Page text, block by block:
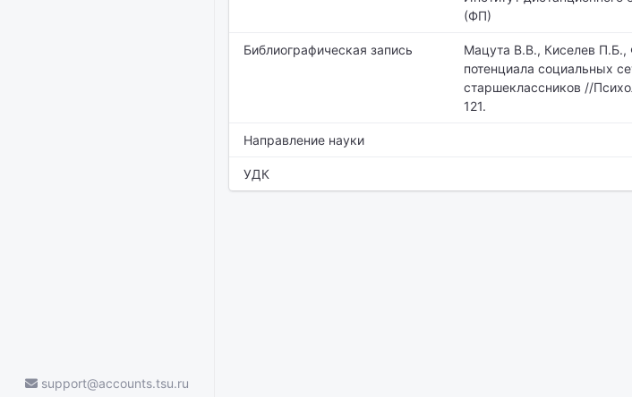
support@accounts.tsu.ru
(ФП)
Библиографическая запись
Мацута В.В., Киселев
потенциала социальных
старшеклассников //
121.
Направление науки
УДК